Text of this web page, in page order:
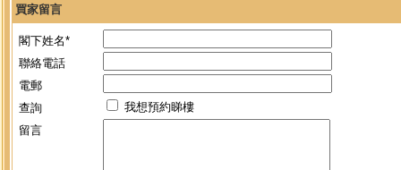
買家留言
閣下姓名*
聯絡電話
電郵
查詢
我想預約睇樓
留言